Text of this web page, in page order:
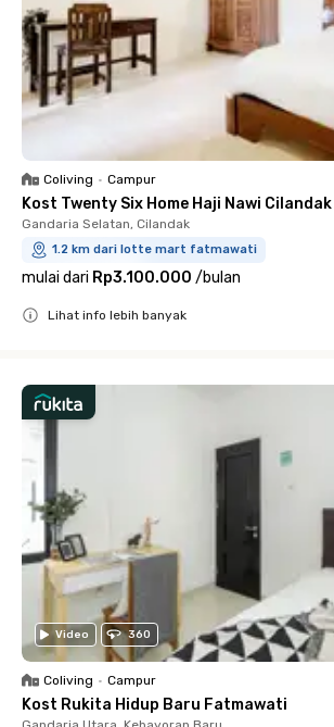
Coliving • Campur
Kost Twenty Six Home Haji Nawi Cilandak
Gandaria Selatan, Cilandak
1.2 km dari lotte mart fatmawati
mulai dari Rp3.100.000 /bulan
Lihat info lebih banyak
Video 360
Coliving • Campur
Kost Rukita Hidup Baru Fatmawati